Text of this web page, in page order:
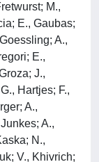
M.,
E., Gaubas;
A.,
E.,
J.,
Hartjes; F.,
A.,
A.,
N.,
V., Khivrich;